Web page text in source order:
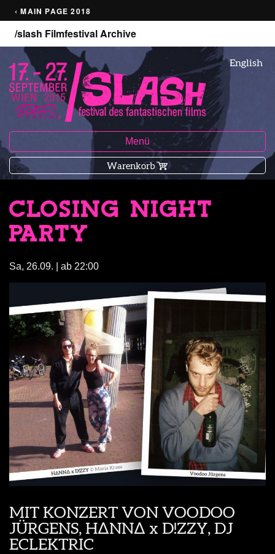
‹ MAIN PAGE 2018
/slash Filmfestival Archive
Menü
English
Warenkorb
CLOSING NIGHT
PARTY
Sa, 26.09. | ab 22:00
MIT KONZERT VON VOODOO
JÜRGENS, H∆NN∆ x D!ZZY, DJ
ECLEKTRIC